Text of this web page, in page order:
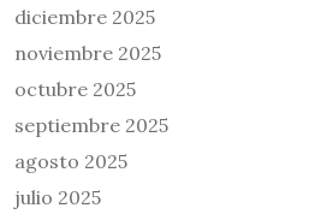
diciembre 2025
noviembre 2025
octubre 2025
septiembre 2025
agosto 2025
julio 2025